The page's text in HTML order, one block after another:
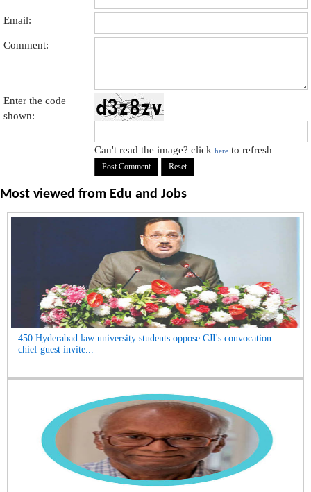
Email:
Comment:
Enter the code
shown:
Can't read the image? clickhere to refresh
Most viewed from Edu and Jobs
450 Hyderabad law university students oppose CJI's convocation
chief guest invite...